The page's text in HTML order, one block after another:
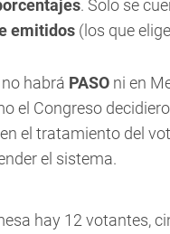
. Solo se
emitidos (los que
habrá PASO ni en
el Congreso
el tratamiento del
el sistema.
hay 12 votantes,